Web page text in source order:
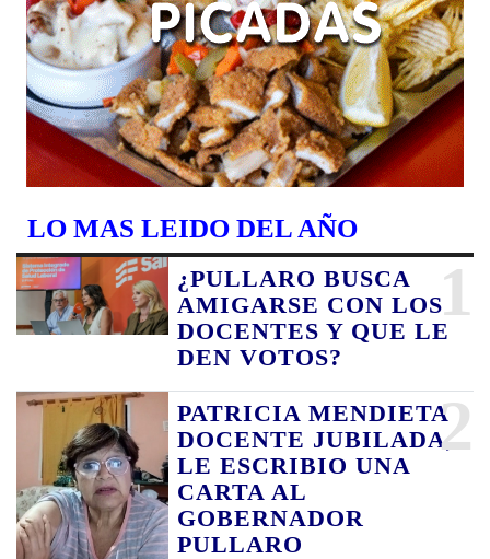
LO MAS LEIDO DEL AÑO
1
¿PULLARO BUSCA
AMIGARSE CON LOS
DOCENTES Y QUE LE
DEN VOTOS?
2
PATRICIA MENDIETA
DOCENTE JUBILADA,
LE ESCRIBIO UNA
CARTA AL
GOBERNADOR
PULLARO